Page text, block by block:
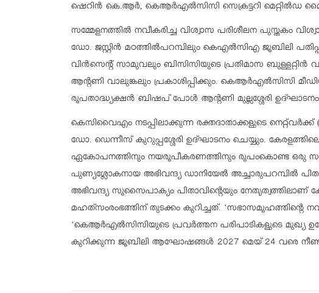
ഷെറിന്‍ കെ.ആര്‍, കെആര്‍എല്‍സിസി സെക്രട്ടറി മെറ്റില്‍ഡ
സമ്മേളനത്തില്‍ നവീകരിച്ച വിശ്വാസ പരിശീലന പുസ്തകം
ഡോ. ജസ്റ്റിന്‍ മഠത്തില്‍പറമ്പിലും കെഎല്‍സിഎ ജൂബിലി
വിന്‍സെന്റ് സാമുവലും ബിസിസിയുടെ പ്രതിമാസ
ആന്റണി വാലുങ്കലും പ്രകാശിപ്പിക്കും. കെആര്‍എല്‍സിസി
രൂപതാദ്ധ്യക്ഷന്‍ ബിഷപ് പോള്‍ ആന്റണി മുല്ലശ്ശേരി
കെസിവൈഎം നടപ്പിലാക്കുന്ന രക്തദാതാക്കളുടെ
ഡോ. ഡെന്നീസ് കുറുപ്പശ്ശേരി ഉദ്ഘാടനം ചെയ്യും.
ഏകോപനത്തിനും നയരൂപീകരണത്തിനും രൂപംകൊണ്ട ഒരു
പുണ്യശ്ലോകനായ അഭിവന്ദ്യ ഡാനിയേല്‍ അച്ചാരുപറമ്പില്‍
അഭിവന്ദ്യ സൂസൈപാക്യം പിതാവിന്റെയും നേതൃത്വത്തിലാണ്
മഹത്‌സംരംഭത്തിന് തുടക്കം കുറിച്ചത്. ‘സഭാസമൂഹത്തിന്റെ
‘കെആര്‍എല്‍സിസിയുടെ പ്രവര്‍ത്തന പരിപാടികളുടെ മുഖ്യ
കുറിക്കുന്ന ജൂബിലി ആഘോഷങ്ങള്‍ 2027 മെയ് 24 വരെ